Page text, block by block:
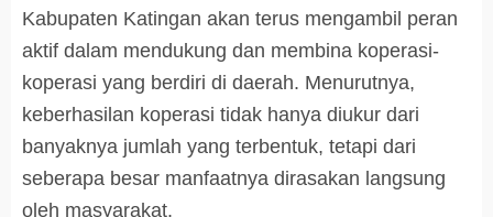
Kabupaten Katingan akan terus mengambil peran
aktif dalam mendukung dan membina koperasi-
koperasi yang berdiri di daerah. Menurutnya,
keberhasilan koperasi tidak hanya diukur dari
banyaknya jumlah yang terbentuk, tetapi dari
seberapa besar manfaatnya dirasakan langsung
oleh masyarakat.